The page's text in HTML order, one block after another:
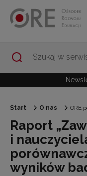
Start O nas ORE
Raport
i
wyników